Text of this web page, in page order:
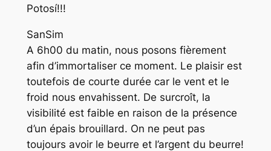
Potosí!!!
SanSim
A 6h00 du matin, nous posons fièrement
afin d’immortaliser ce moment. Le plaisir est
toutefois de courte durée car le vent et le
froid nous envahissent. De surcroît, la
visibilité est faible en raison de la présence
d’un épais brouillard. On ne peut pas
toujours avoir le beurre et l’argent du beurre!